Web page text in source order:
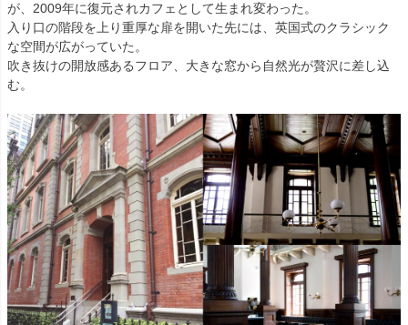
が、2009年に復元されカフェとして生まれ変わった。
入り口の階段を上り重厚な扉を開いた先には、英国式のクラシック
な空間が広がっていた。
吹き抜けの開放感あるフロア、大きな窓から自然光が贅沢に差し込
む。